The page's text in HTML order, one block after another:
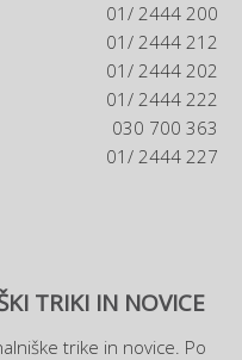
01/ 2444 200
01/ 2444 212
01/ 2444 202
01/ 2444 222
030 700 363
01/ 2444 227
TRIKI IN NOVICE
trike in novice. Po